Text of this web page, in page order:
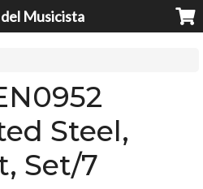
del Musicista
Steel,
Set/7